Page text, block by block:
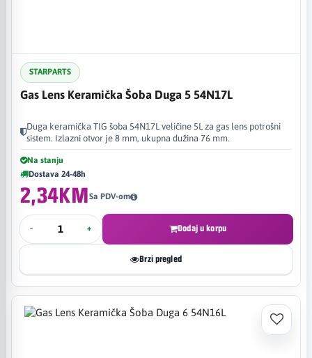
STARPARTS
Gas Lens Keramička Šoba Duga 5 54N17L
Duga keramička TIG šoba 54N17L veličine 5L za gas lens potrošni
sistem. Izlazni otvor je 8 mm, ukupna dužina 76 mm.
Na stanju
Dostava 24-48h
2,34KMSa PDV-om
- + Dodaj u korpu
Brzi pregled